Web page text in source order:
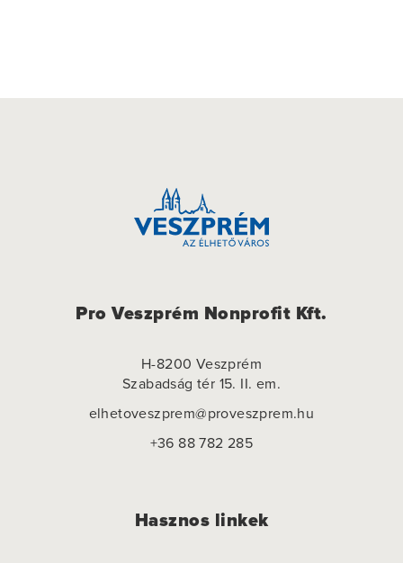
Pro Veszprém Nonprofit Kft.
H-8200 Veszprém
Szabadság tér 15. II. em.
elhetoveszprem@proveszprem.hu
+36 88 782 285
Hasznos linkek